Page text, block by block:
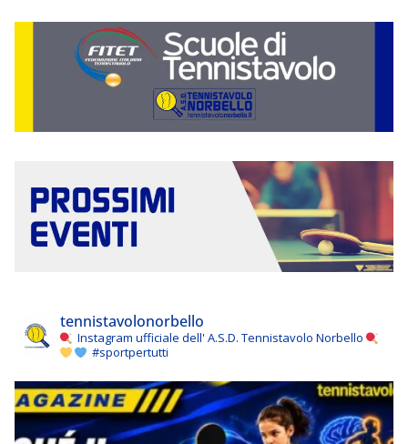
tennistavolonorbello
Instagram ufficiale dell' A.S.D. Tennistavolo Norbello
#sportpertutti